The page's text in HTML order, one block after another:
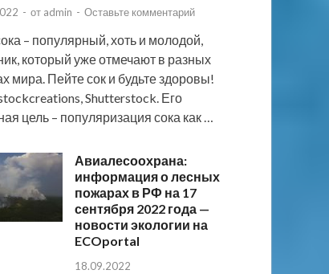
- от admin - Оставьте комментарий
– популярный, хоть и молодой,
который уже отмечают в разных
мира. Пейте сок и будьте здоровы!
Shutterstock. Его
цель – популяризация сока как …
Авиалесоохрана:
информация о лесных
пожарах в РФ на 17
сентября 2022 года —
новости экологии на
ECOportal
18.09.2022